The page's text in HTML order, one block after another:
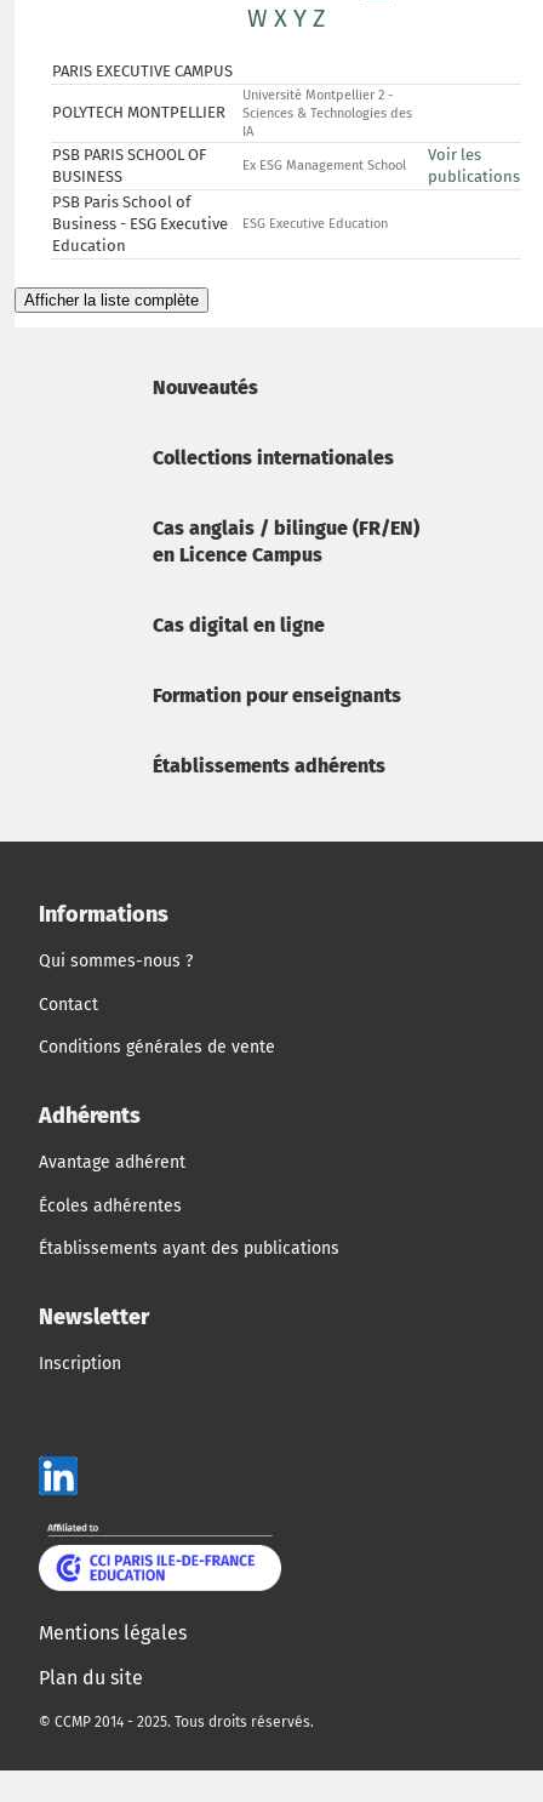
W X Y Z
PARIS EXECUTIVE CAMPUS
POLYTECH MONTPELLIER
Université Montpellier 2 -
Sciences & Technologies des
IA
PSB PARIS SCHOOL OF
BUSINESS
Ex ESG Management School
Voir les
publications
PSB Paris School of
Business - ESG Executive
Education
ESG Executive Education
Afficher la liste complète
Nouveautés
Collections internationales
Cas anglais / bilingue (FR/EN)
en Licence Campus
Cas digital en ligne
Formation pour enseignants
Établissements adhérents
Informations
Qui sommes-nous ?
Contact
Conditions générales de vente
Adhérents
Avantage adhérent
Écoles adhérentes
Établissements ayant des publications
Newsletter
Inscription
Mentions légales
Plan du site
© CCMP 2014 - 2025. Tous droits réservés.